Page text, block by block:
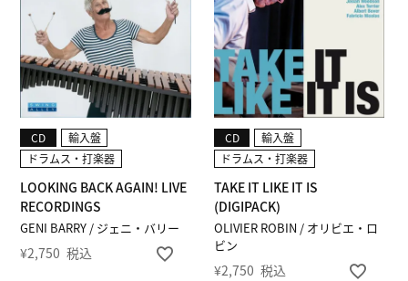
GENI BARRY / ジェニ・バリー
LOOKING BACK AGAIN! LIVE
RECORDINGS
CD
輸入盤
ドラムス・打楽器
¥2,750 税込
OLIVIER ROBIN / オリビエ・ロ
ビン
TAKE IT LIKE IT IS
(DIGIPACK)
CD
輸入盤
ドラムス・打楽器
¥2,750 税込